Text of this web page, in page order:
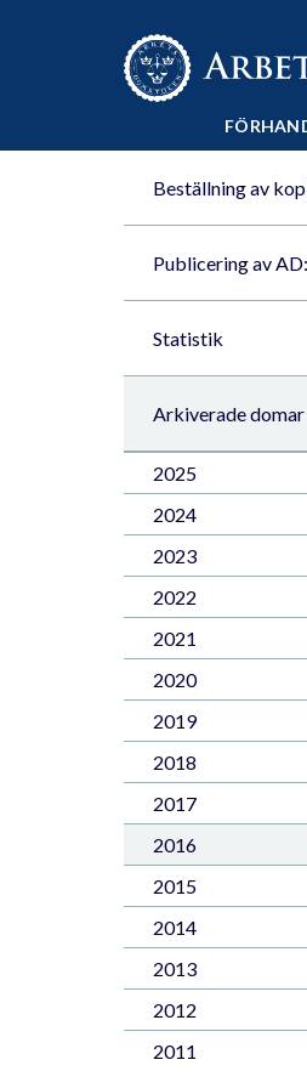
Till innehåll på sidan x
Beställning av
Publicering av
Statistik
Arkiverade domar
2025
2024
2023
2022
2021
2020
2019
2018
2017
2016
2015
2014
2013
2012
2011